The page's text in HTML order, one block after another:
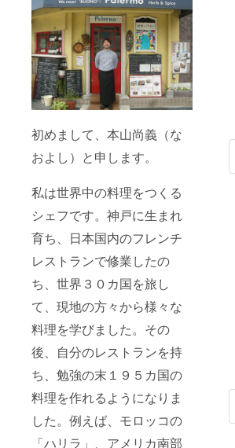
初めまして、本山尚義（な
およし）と申します。
私は世界中の料理をつくる
シェフです。神戸に生まれ
育ち、日本国内のフレンチ
レストランで修業したの
ち、世界３０カ国を旅し
て、現地の方々から様々な
料理を学びました。その
後、自分のレストランを持
ち、勉強の末１９５カ国の
料理を作れるようになりま
した。例えば、モロッコの
「ハリラ」、アメリカ南部